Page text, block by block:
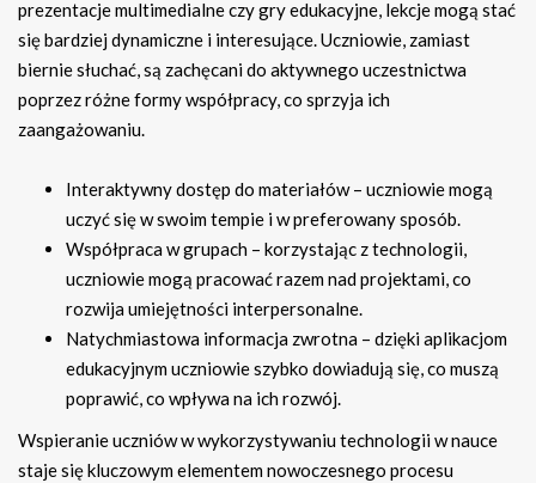
prezentacje multimedialne czy gry edukacyjne, lekcje mogą stać
się bardziej dynamiczne i interesujące. Uczniowie, zamiast
biernie słuchać, są zachęcani do aktywnego uczestnictwa
poprzez różne formy współpracy, co sprzyja ich
zaangażowaniu.
Interaktywny dostęp do materiałów – uczniowie mogą
uczyć się w swoim tempie i w preferowany sposób.
Współpraca w grupach – korzystając z technologii,
uczniowie mogą pracować razem nad projektami, co
rozwija umiejętności interpersonalne.
Natychmiastowa informacja zwrotna – dzięki aplikacjom
edukacyjnym uczniowie szybko dowiadują się, co muszą
poprawić, co wpływa na ich rozwój.
Wspieranie uczniów w wykorzystywaniu technologii w nauce
staje się kluczowym elementem nowoczesnego procesu